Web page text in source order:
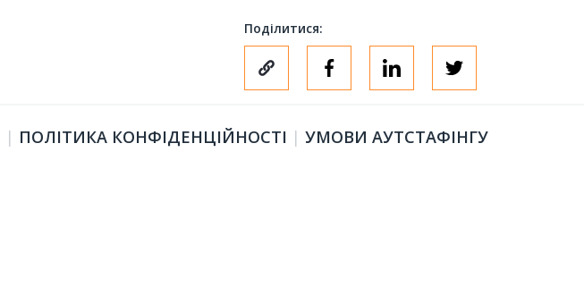
Поділитися:
| ПОЛІТИКА КОНФІДЕНЦІЙНОСТІ |УМОВИ АУТСТАФІНГУ